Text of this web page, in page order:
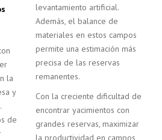
la
y
de
levantamiento artificial.
Además, el balance de
materiales en estos campos
permite una estimación más
precisa de las reservas
remanentes.
Con la creciente dificultad de
encontrar yacimientos con
grandes reservas, maximizar
la productividad en campos